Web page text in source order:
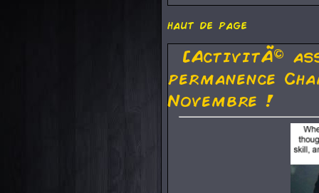
haut de page
[ActivitÃ©
permanence
Novembre !